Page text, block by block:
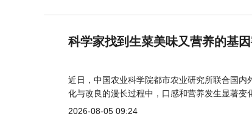
科学家找到生菜美味又营养的基
近日，中国农业科学院都市农业研究所联合国
化与改良的漫长过程中，口感和营养发生显著变
2026-08-05 09:24